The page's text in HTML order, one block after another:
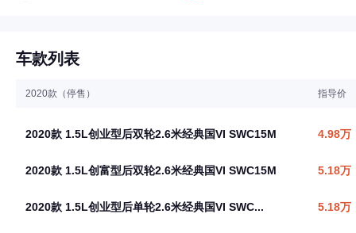
车款列表
2020款（停售） 指导价
2020款 1.5L创业型后双轮2.6米经典国VI SWC15M 4.98万
2020款 1.5L创富型后双轮2.6米经典国VI SWC15M 5.18万
2020款 1.5L创业型后单轮2.6米经典国VI SWC... 5.18万